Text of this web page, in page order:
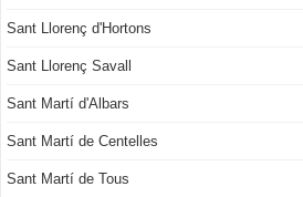
Sant Llorenç d'Hortons
Sant Llorenç Savall
Sant Martí d'Albars
Sant Martí de Centelles
Sant Martí de Tous